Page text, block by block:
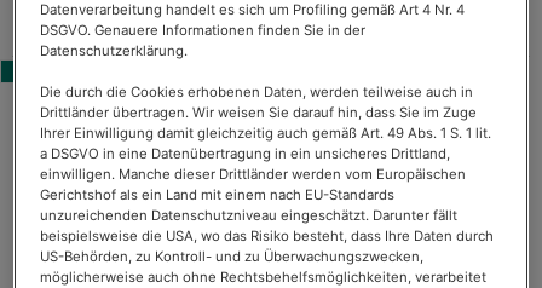
IN DEN WARENKORB
INTENSE MINT
Aromatisierter Grüner
Tee
Bewertung:
96%
(9)
€ 4,90
Packung mit 10 Kapseln
176,00€/kg inkl. MwSt, zzgl. Versand
IN DEN WARENKORB
Datenverarbeitung handelt es sich um Profiling gemäß Art 4 Nr. 4
DSGVO. Genauere Informationen finden Sie in der
Datenschutzerklärung.
Die durch die Cookies erhobenen Daten, werden teilweise auch in
Drittländer übertragen. Wir weisen Sie darauf hin, dass Sie im Zuge
Ihrer Einwilligung damit gleichzeitig auch gemäß Art. 49 Abs. 1 S. 1 lit.
a DSGVO in eine Datenübertragung in ein unsicheres Drittland,
einwilligen. Manche dieser Drittländer werden vom Europäischen
Gerichtshof als ein Land mit einem nach EU-Standards
unzureichenden Datenschutzniveau eingeschätzt. Darunter fällt
beispielsweise die USA, wo das Risiko besteht, dass Ihre Daten durch
US-Behörden, zu Kontroll- und zu Überwachungszwecken,
möglicherweise auch ohne Rechtsbehelfsmöglichkeiten, verarbeitet